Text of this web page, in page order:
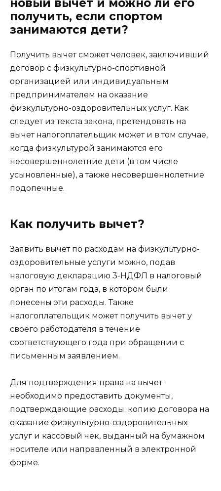
новый вычет и можно ли его
получить, если спортом
занимаются дети?
Получить вычет сможет человек, заключивший
договор с физкультурно-спортивной
организацией или индивидуальным
предпринимателем на оказание
физкультурно-оздоровительных услуг. Как
следует из текста закона, претендовать на
вычет налогоплательщик может и в том случае,
когда физкультурой занимаются его
несовершеннолетние дети (в том числе
усыновленные), а также несовершеннолетние
подопечные.
Как получить вычет?
Заявить вычет по расходам на физкультурно-
оздоровительные услуги можно, подав
налоговую декларацию 3-НДФЛ в налоговый
орган по итогам года, в котором были
понесены эти расходы. Также
налогоплательщик может получить вычет у
своего работодателя в течение
соответствующего года при обращении с
письменным заявлением.
Для подтверждения права на вычет
необходимо предоставить документы,
подтверждающие расходы: копию договора на
оказание физкультурно-оздоровительных
услуг и кассовый чек, выданный на бумажном
носителе или направленный в электронной
форме.